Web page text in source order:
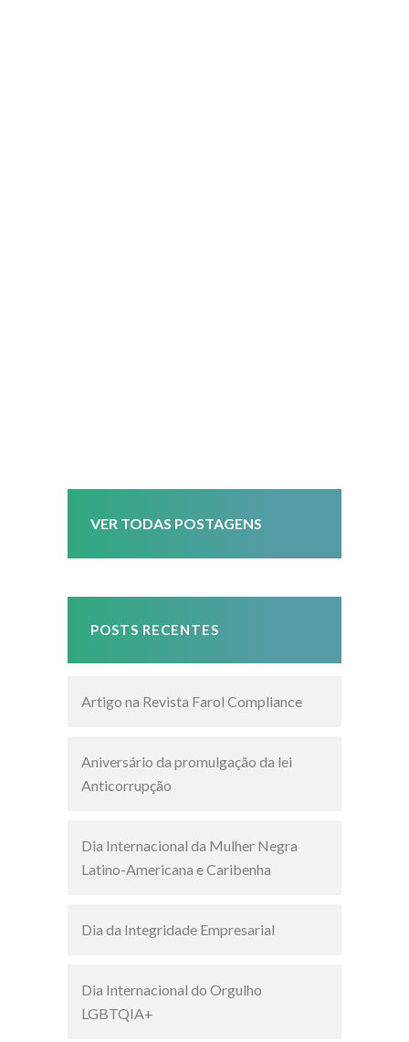
VER TODAS POSTAGENS
POSTS RECENTES
Artigo na Revista Farol Compliance
Aniversário da promulgação da lei
Anticorrupção
Dia Internacional da Mulher Negra
Latino-Americana e Caribenha
Dia da Integridade Empresarial
Dia Internacional do Orgulho
LGBTQIA+